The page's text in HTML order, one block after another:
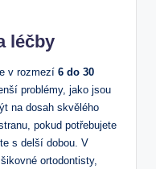
léčby
v rozmezí 6 do 30
problémy, jako jsou
na dosah skvělého
pokud potřebujete
s delší dobou. V
ortodontisty,